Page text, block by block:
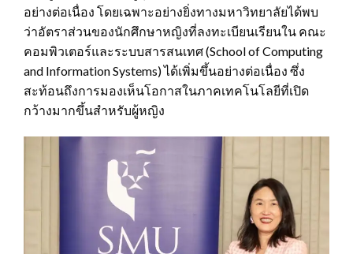
อย่างต่อเนื่อง โดยเฉพาะอย่างยิ่งทางมหาวิทยาลัยได้พบ
ว่าอัตราส่วนของนักศึกษาหญิงที่ลงทะเบียนเรียนใน คณะ
คอมพิวเตอร์และระบบสารสนเทศ (School of Computing
and Information Systems) ได้เพิ่มขึ้นอย่างต่อเนื่อง ซึ่ง
สะท้อนถึงการมองเห็นโอกาสในภาคเทคโนโลยีที่เปิด
กว้างมากขึ้นสำหรับผู้หญิง